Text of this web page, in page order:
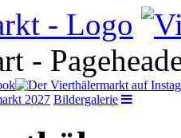
2027 Bildergalerie